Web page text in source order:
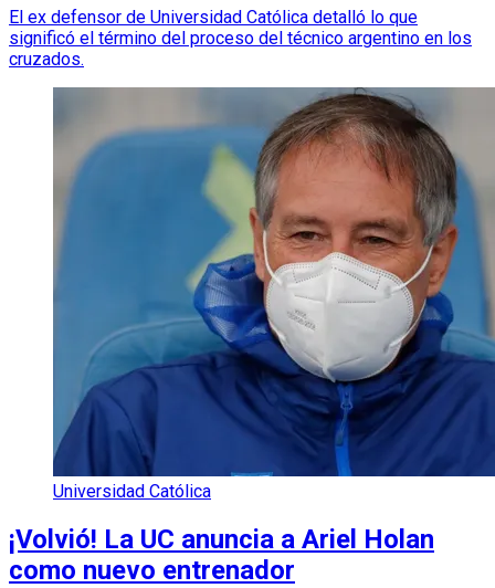
El ex defensor de Universidad Católica detalló lo que
significó el término del proceso del técnico argentino en los
cruzados.
Universidad Católica
¡Volvió! La UC anuncia a Ariel Holan
como nuevo entrenador